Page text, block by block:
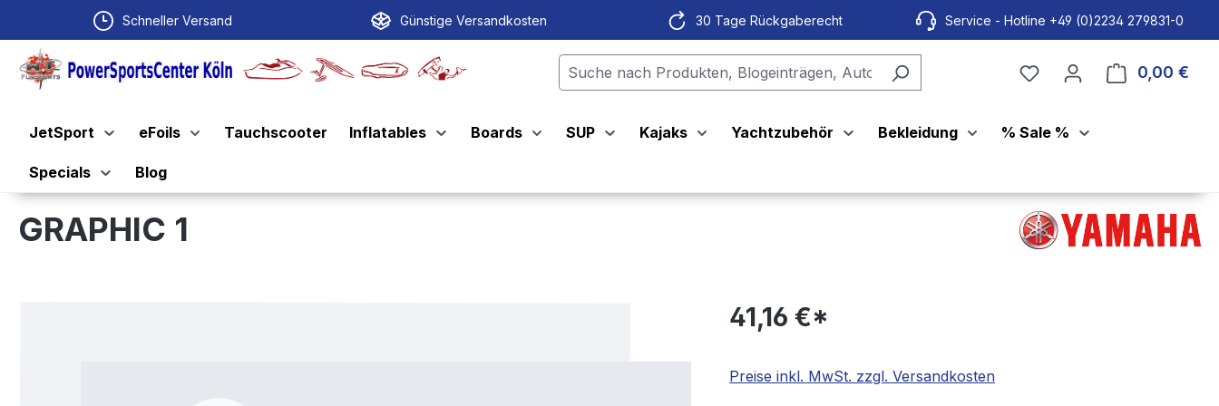
Zur Hauptnavigation springen
Schneller Versand Günstige Versandkosten 30 Tage Rückgaberecht Service - Hotline +49 (0)2234 279831-0
0,00 €
JetSport eFoils Tauchscooter Inflatables Boards SUP Kajaks Yachtzubehör Bekleidung % Sale %
Specials Blog
GRAPHIC 1
41,16 €*
Preise inkl. MwSt. zzgl. Versandkosten